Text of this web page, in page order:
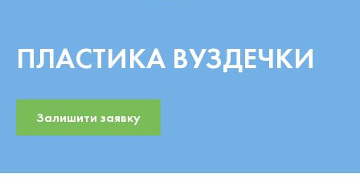
ПЛАСТИКА ВУЗДЕЧКИ
Залишити заявку